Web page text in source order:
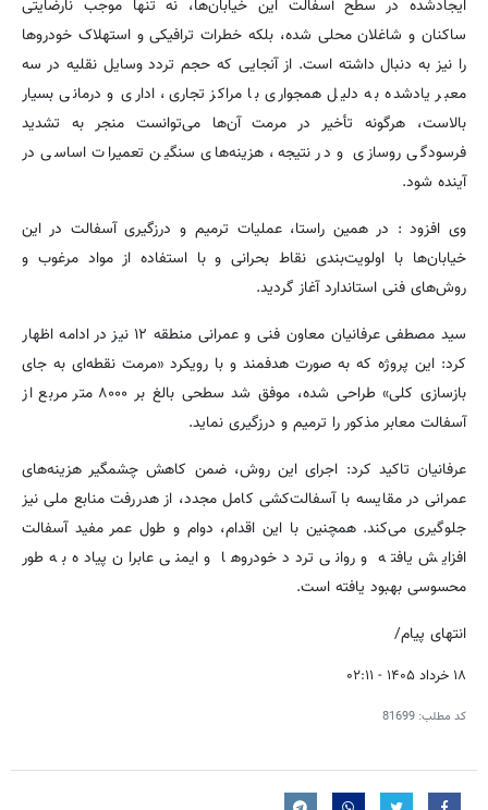
ایجادشده در سطح آسفالت این خیابان‌ها، نه تنها موجب نارضایتی
ساکنان و شاغلان محلی شده، بلکه خطرات ترافیکی و استهلاک خودروها
را نیز به دنبال داشته است. از آنجایی که حجم تردد وسایل نقلیه در سه
معبر یادشده به دلیل همجواری با مراکز تجاری، اداری و درمانی بسیار
بالاست، هرگونه تأخیر در مرمت آن‌ها می‌توانست منجر به تشدید
فرسودگی روسازی و در نتیجه، هزینه‌های سنگین تعمیرات اساسی در
آینده شود.
وی افزود : در همین راستا، عملیات ترمیم و درزگیری آسفالت در این
خیابان‌ها با اولویت‌بندی نقاط بحرانی و با استفاده از مواد مرغوب و
روش‌های فنی استاندارد آغاز گردید.
سید مصطفی عرفانیان معاون فنی و عمرانی منطقه ۱۲ نیز در ادامه اظهار
کرد: این پروژه که به صورت هدفمند و با رویکرد «مرمت نقطه‌ای به جای
بازسازی کلی» طراحی شده، موفق شد سطحی بالغ بر ۸۰۰۰ متر مربع از
آسفالت معابر مذکور را ترمیم و درزگیری نماید.
عرفانیان تاکید کرد: اجرای این روش، ضمن کاهش چشمگیر هزینه‌های
عمرانی در مقایسه با آسفالت‌کشی کامل مجدد، از هدررفت منابع ملی نیز
جلوگیری می‌کند. همچنین با این اقدام، دوام و طول عمر مفید آسفالت
افزایش یافته و روانی تردد خودروها و ایمنی عابران پیاده به طور
محسوسی بهبود یافته است.
انتهای پیام/
۱۸ خرداد ۱۴۰۵ - ۰۲:۱۱
کد مطلب: 81699